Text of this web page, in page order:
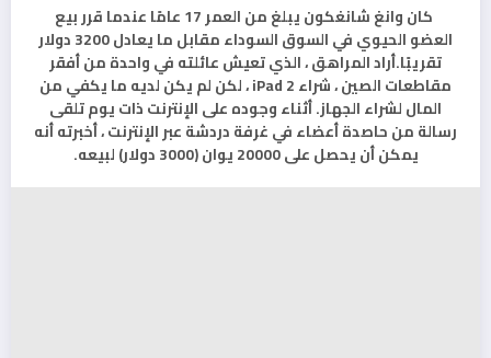
كان وانغ شانغكون يبلغ من العمر 17 عامًا عندما قرر بيع
العضو الحيوي في السوق السوداء مقابل ما يعادل 3200 دولار
تقريبًا.أراد المراهق ، الذي تعيش عائلته في واحدة من أفقر
مقاطعات الصين ، شراء iPad 2 ، لكن لم يكن لديه ما يكفي من
المال لشراء الجهاز. أثناء وجوده على الإنترنت ذات يوم تلقى
رسالة من حاصدة أعضاء في غرفة دردشة عبر الإنترنت ، أخبرته أنه
يمكن أن يحصل على 20000 يوان (3000 دولار) لبيعه.